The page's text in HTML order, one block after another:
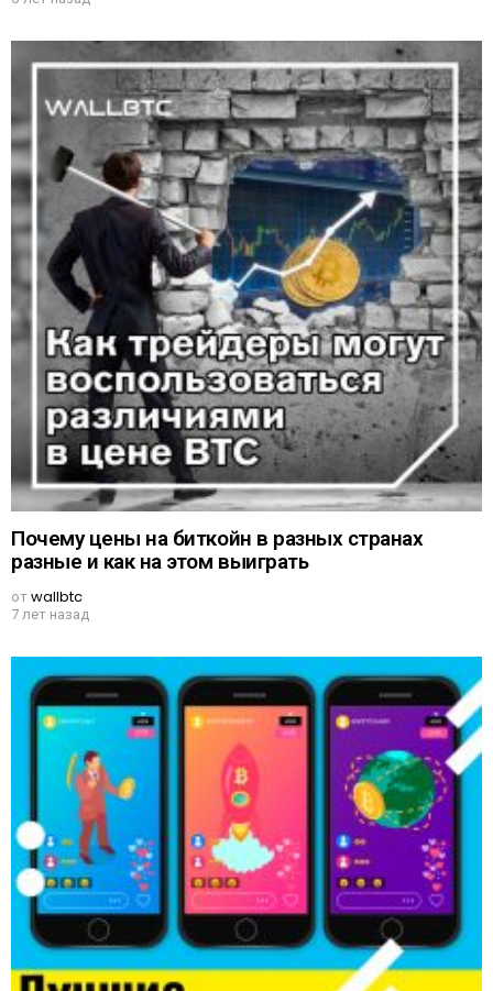
Почему цены на биткойн в разных странах
разные и как на этом выиграть
отwallbtc
7 лет назад